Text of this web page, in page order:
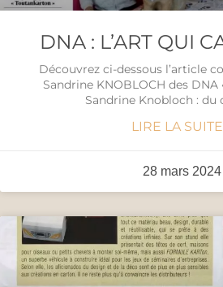
DNA : L’ART QUI
Découvrez ci-dessous l’article
Sandrine KNOBLOCH des DNA
Sandrine Knobloch : du
LIRE LA
28 mars 2024